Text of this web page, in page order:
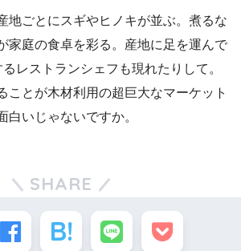
地ごとにスギやヒノキが並ぶ。煮るな
家庭の食卓を彩る。産地に足を運んで
レストランシェフも現れたりして。
ことが木材利用の超巨大なマーケット
白いじゃないですか。
SHARE